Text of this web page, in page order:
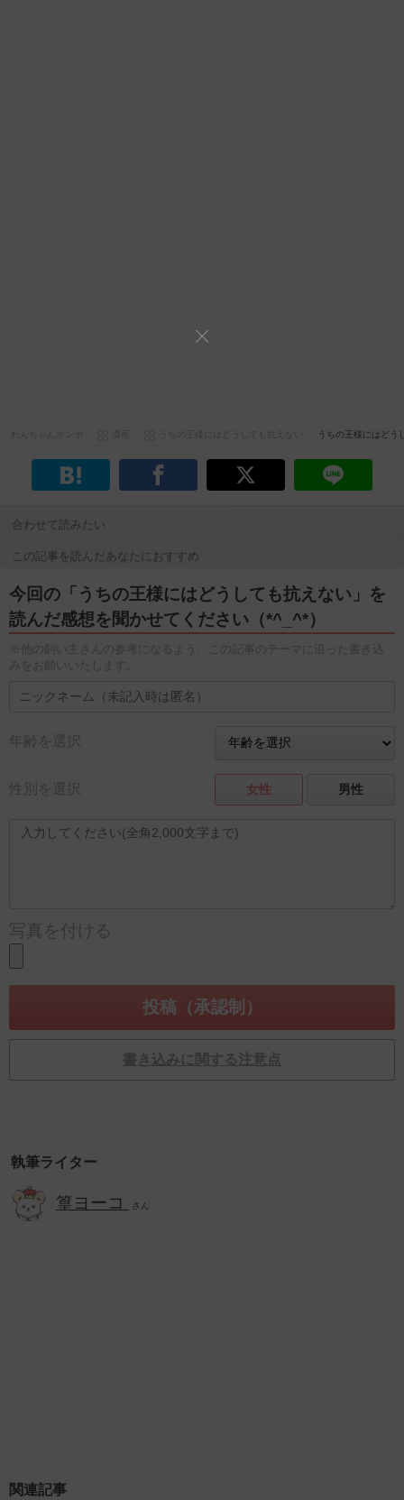
うちの王様にはどう
合わせて読みたい
この記事を読んだあなたにおすすめ
今回の「うちの王様にはどうしても抗えない」を
読んだ感想を聞かせてください（*^_^*）
※他の飼い主さんの参考になるよう、この記事のテーマに沿った書き込
みをお願いいたします。
年齢を選択
性別を選択 女性 男性
写真を付ける
書き込みに関する注意点
執筆ライター
篁ヨーコ さん
関連記事